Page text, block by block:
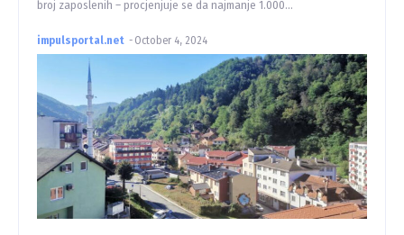
broj zaposlenih – procjenjuje se da najmanje 1.000...
impulsportal.net - October 4, 2024